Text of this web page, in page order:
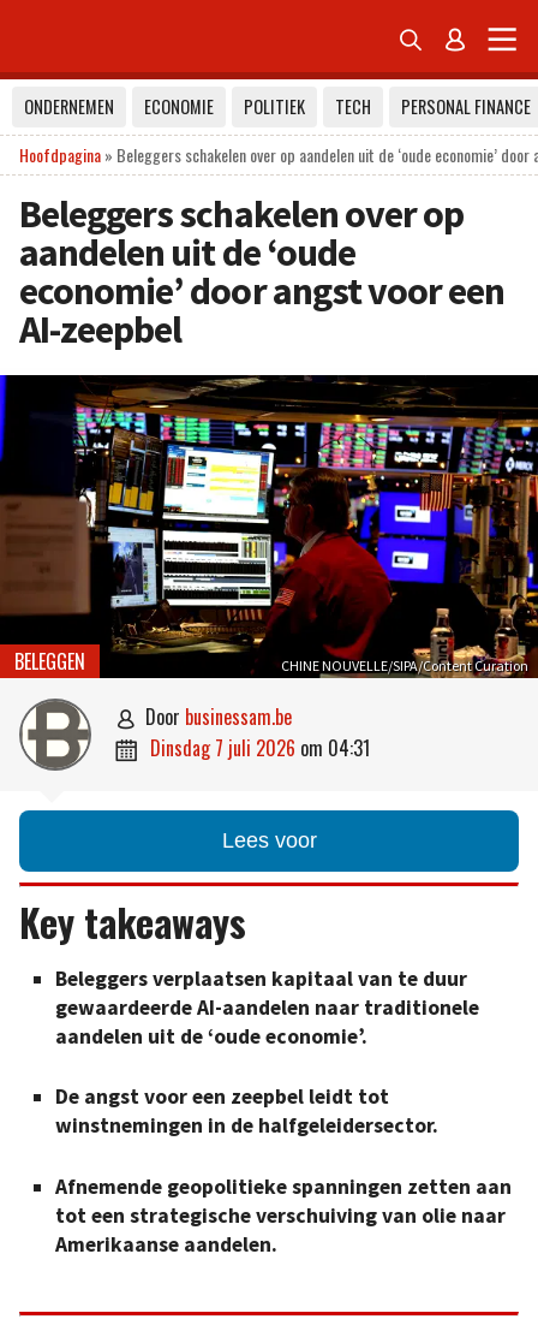
 
ONDERNEMEN ECONOMIE POLITIEK TECH
PERSONAL FINANCE
Hoofdpagina» Beleggers schakelen over op aandelen uit de ‘oude economie’
Beleggers schakelen over op
aandelen uit de ‘oude
economie’ door angst voor een
AI-zeepbel
CHINE NOUVELLE/SIPA/Content Curation
BELEGGEN
 door businessam.be
 dinsdag 7 juli 2026 om 04:31
Lees voor
Key takeaways
Beleggers verplaatsen kapitaal van te duur
gewaardeerde AI-aandelen naar traditionele
aandelen uit de ‘oude economie’.
De angst voor een zeepbel leidt tot
winstnemingen in de halfgeleidersector.
Afnemende geopolitieke spanningen zetten aan
tot een strategische verschuiving van olie naar
Amerikaanse aandelen.